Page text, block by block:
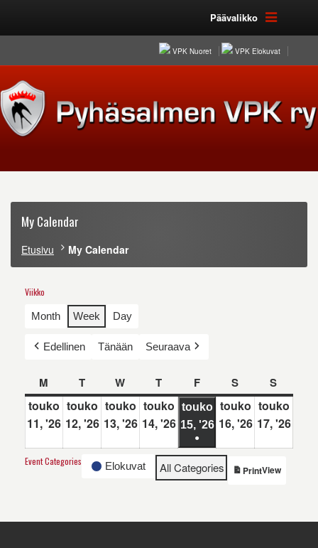
Päävalikko
VPK Nuoret VPK Elokuvat
My Calendar
Etusivu My Calendar
Viikko
Month
Week Day
Edellinen Tänään Seuraava
M maanantai
Ttiistai W keskiviikko
Ttorstai Fperjantai
S lauantai
S
touko
11, '26 11.5.2026
touko
12, '2612.5.2026
touko
13, '2613.5.2026
touko
14, '2614.5.2026
touko
15, '2615.5.2026
●
(1
event)
touko
16, '2616.5.2026
touko
17, '26
Event Categories Elokuvat All Categories PrintView